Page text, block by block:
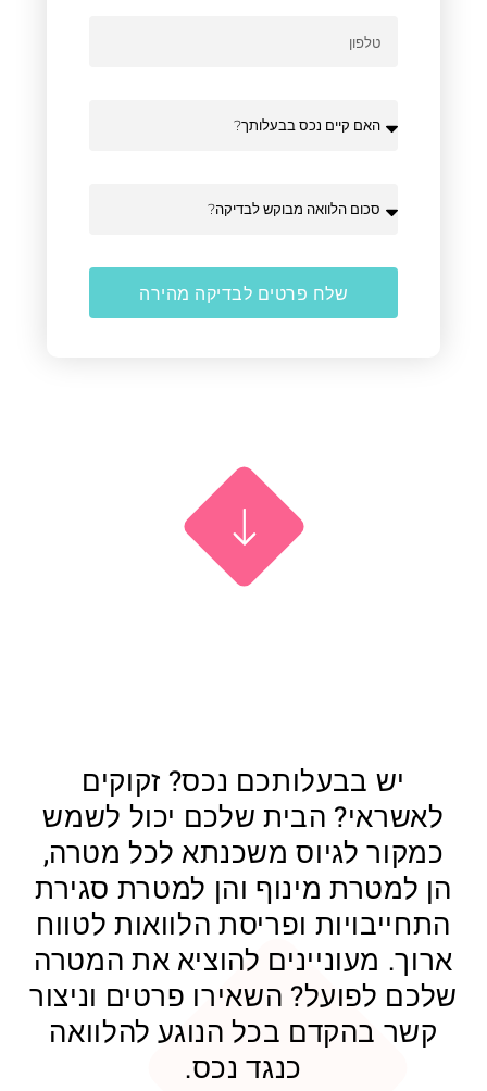
שלח פרטים לבדיקה מהירה
יש בבעלותכם נכס? זקוקים
לאשראי? הבית שלכם יכול לשמש
כמקור לגיוס משכנתא לכל מטרה,
הן למטרת מינוף והן למטרת סגירת
התחייבויות ופריסת הלוואות לטווח
ארוך. מעוניינים להוציא את המטרה
שלכם לפועל? השאירו פרטים וניצור
קשר בהקדם בכל הנוגע להלוואה
כנגד נכס.